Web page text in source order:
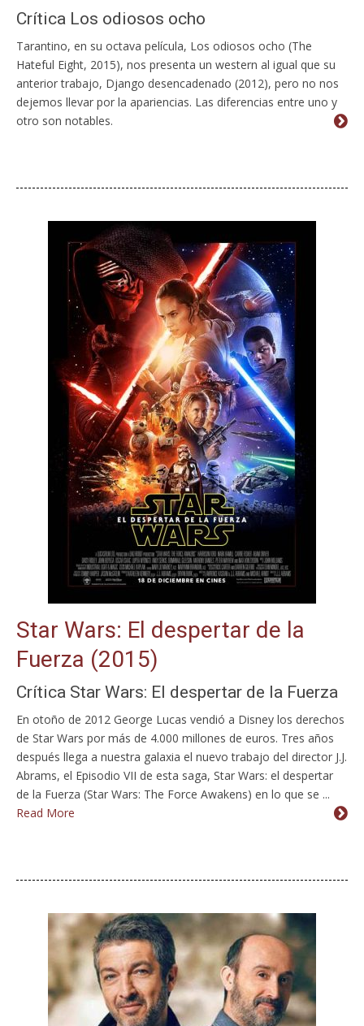
Crítica Los odiosos ocho
Tarantino, en su octava película, Los odiosos ocho (The
Hateful Eight, 2015), nos presenta un western al igual que su
anterior trabajo, Django desencadenado (2012), pero no nos
dejemos llevar por la apariencias. Las diferencias entre uno y
otro son notables.
Star Wars: El despertar de la
Fuerza (2015)
Crítica Star Wars: El despertar de la Fuerza
En otoño de 2012 George Lucas vendió a Disney los derechos
de Star Wars por más de 4.000 millones de euros. Tres años
después llega a nuestra galaxia el nuevo trabajo del director J.J.
Abrams, el Episodio VII de esta saga, Star Wars: el despertar
de la Fuerza (Star Wars: The Force Awakens) en lo que se ...
Read More